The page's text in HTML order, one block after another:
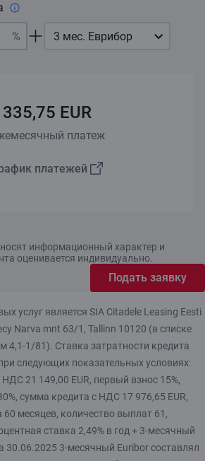
3 мес. Еврибор
335,75 EUR
платеж
платежей
информационный характер и
оценивается индивидуально.
Подать заявку
услуг является SIA Citadele Leasing Eesti
Narva mnt 63/1, Tallinn 10120 (в списке
4,1-1/81). Ставка затратности кредита
следующих показательных условиях:
21 149,00 EUR, первый взнос 15%,
сумма кредита с НДС 17 976,65 EUR,
60 месяцев, количество выплат 61,
ставка 2,49% в год + 3-месячный
30.06.2025 3-месячный Euribor составлял